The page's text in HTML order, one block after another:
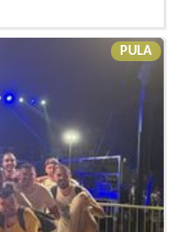
PULA